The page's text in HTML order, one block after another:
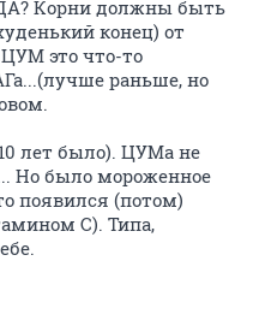
Корни должны быть
конец) от
это что-то
раньше, но
лет было). ЦУМа не
Но было мороженное
появился (потом)
С). Типа,